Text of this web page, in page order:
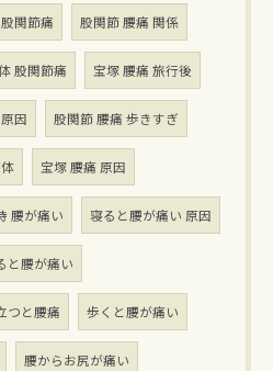
関節痛 股関節 腰痛 関係
股関節痛 宝塚 腰痛 旅行後
因 股関節 腰痛 歩きすぎ
宝塚 腰痛 原因
腰が痛い 寝ると腰が痛い 原因
と腰が痛い
つと腰痛 歩くと腰が痛い
腰からお尻が痛い